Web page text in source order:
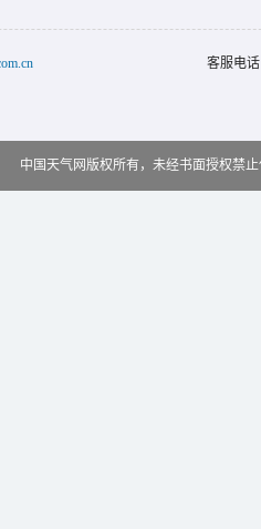
客服电
中国天气网版权所有，未经书面授权